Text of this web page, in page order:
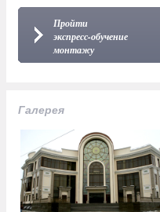
Пройти
экспресс-обучение
монтажу
Галерея